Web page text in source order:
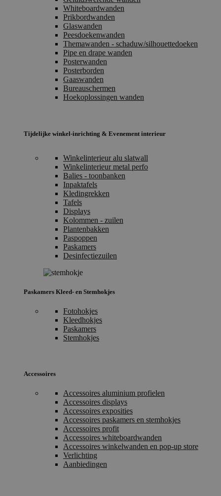
Whiteboardwanden
Prikbordwanden
Glaswanden
Peesdoekenwanden
Themawanden - schaduw/silhouettedoeken
Pipe en drape wanden
Posterwanden
Posterborden
Gaaswanden
Bureauschermen
Hoekoplossingen wanden
Tijdelijke winkel-inrichting & Evenement interieur
Winkelinterieur alu slatwall
Winkelinterieur metal perfo
Balies - toonbanken
Inpaktafels
Kledingrekken
Tafels
Displays
Kolommen - zuilen
Plantenbakken
Paspoppen
Paskamers
Desinfectiezuilen
Paskamers Kleed- en Stemhokjes
Fotohokjes
Kleedhokjes
Paskamers
Stemhokjes
Accessoires
Accessoires aluminium profielen
Accessoires displays
Accessoires exposities
Accessoires paskamers en stemhokjes
Accessoires profit
Accessoires whiteboardwanden
Accessoires winkelwanden en pop-up store
Verlichting
Aanbiedingen